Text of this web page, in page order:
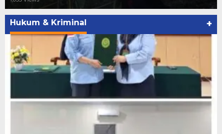
Hukum & Kriminal +